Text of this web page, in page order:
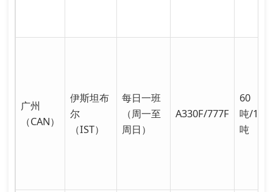
广州
（CAN）
伊斯坦布
尔
（IST）
每日一班
（周一至
周日）
A330F/777F
60
吨/100
吨